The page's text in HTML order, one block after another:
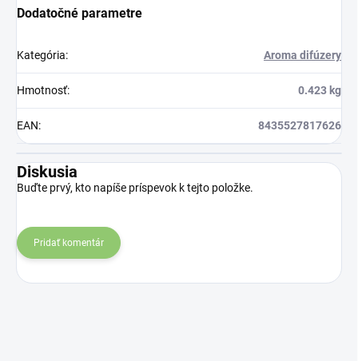
Dodatočné parametre
Kategória: Aroma difúzery
Hmotnosť: 0.423 kg
EAN: 8435527817626
Diskusia
Buďte prvý, kto napíše príspevok k tejto položke.
Pridať komentár